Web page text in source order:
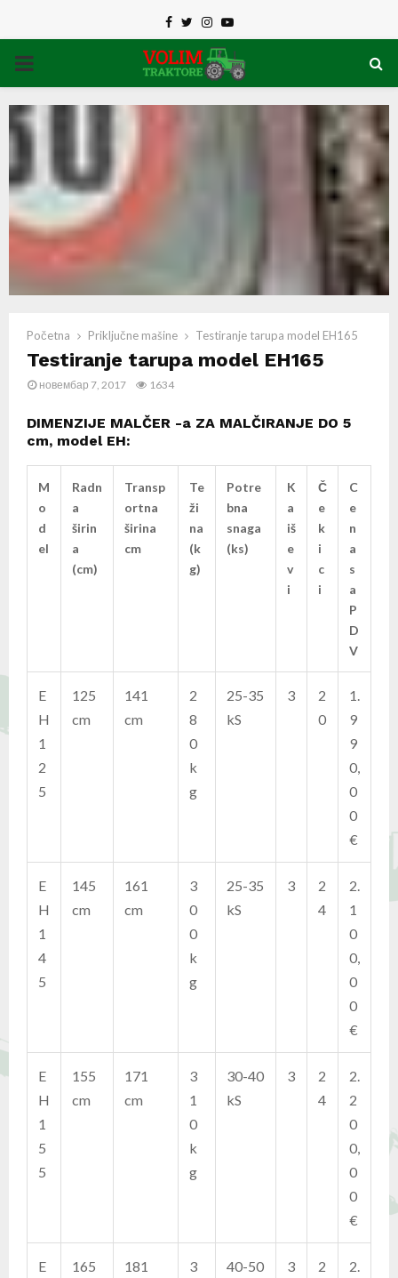
Facebook
TwitterInstagram
Youtube
PRIMARY
MENU
Početna Priključne mašine Testiranje tarupa model EH165
Testiranje tarupa model EH165
новембар 7, 2017 1634
DIMENZIJE MALČER -a ZA MALČIRANJE DO 5
cm, model EH:
M
o
d
el
Radn
a
širin
a
(cm)
Transp
ortna
širina
cm
Te
ži
na
(k
g)
Potre
bna
snaga
(ks)
K
a
iš
e
v
i
Č
e
k
i
c
i
C
e
n
a
s
a
P
D
V
E
H
1
2
5
125
cm
141
cm
2
8
0
k
g
25-35
kS
3
2
0
1.
9
9
0,
0
0
€
E
H
1
4
5
145
cm
161
cm
3
0
0
k
g
25-35
kS
3
2
4
2.
1
0
0,
0
0
€
E
H
1
5
5
155
cm
171
cm
3
1
0
k
g
30-40
kS
3
2
4
2.
2
0
0,
0
0
€
E
165
181
3
40-50
3
2
2.